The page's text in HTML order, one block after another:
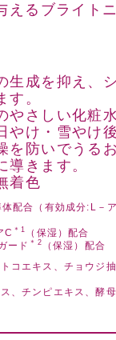
えるブライト
生成を抑え、
す。
やさしい化粧
やけ・雪やけ
を防いでうる
導きます。
着色
配合（有効成分:L－
C ＊1
（保湿）配合
ード ＊2
（保湿）配合
コエキス、チョウジ
、チンピエキス、酵